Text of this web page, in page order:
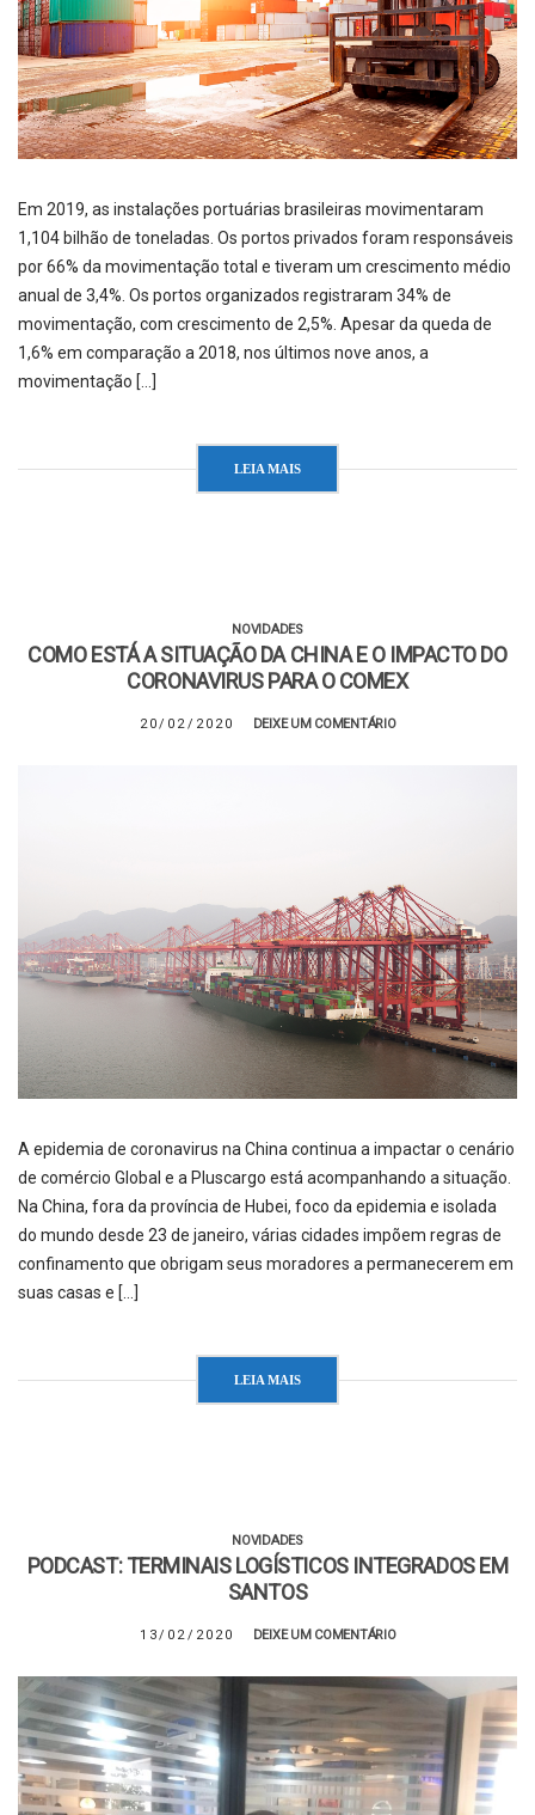
Em 2019, as instalações portuárias brasileiras movimentaram
1,104 bilhão de toneladas. Os portos privados foram responsáveis
por 66% da movimentação total e tiveram um crescimento médio
anual de 3,4%. Os portos organizados registraram 34% de
movimentação, com crescimento de 2,5%. Apesar da queda de
1,6% em comparação a 2018, nos últimos nove anos, a
movimentação […]
LEIA MAIS
NOVIDADES
COMO ESTÁ A SITUAÇÃO DA CHINA E O IMPACTO DO
CORONAVIRUS PARA O COMEX
20/02/2020 DEIXE UM COMENTÁRIO
A epidemia de coronavirus na China continua a impactar o cenário
de comércio Global e a Pluscargo está acompanhando a situação.
Na China, fora da província de Hubei, foco da epidemia e isolada
do mundo desde 23 de janeiro, várias cidades impõem regras de
confinamento que obrigam seus moradores a permanecerem em
suas casas e […]
LEIA MAIS
NOVIDADES
PODCAST: TERMINAIS LOGÍSTICOS INTEGRADOS EM
SANTOS
13/02/2020 DEIXE UM COMENTÁRIO